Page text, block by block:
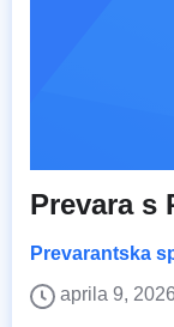
Prevara s
Prevarantska
aprila 9, 2026